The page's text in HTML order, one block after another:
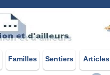
Familles Sentiers Articles